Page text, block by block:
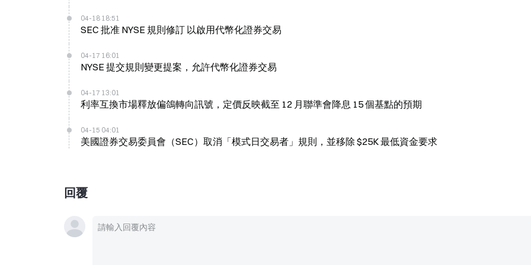
04-18 18:51
SEC 批准 NYSE 規則修訂 以啟用代幣化證券交易
04-17 16:01
NYSE 提交規則變更提案，允許代幣化證券交易
04-17 13:01
利率互換市場釋放偏鴿轉向訊號，定價反映截至 12 月聯準會降息 15 個基點的預期
04-15 04:01
美國證券交易委員會（SEC）取消「模式日交易者」規則，並移除 $25K 最低資金要求
回覆